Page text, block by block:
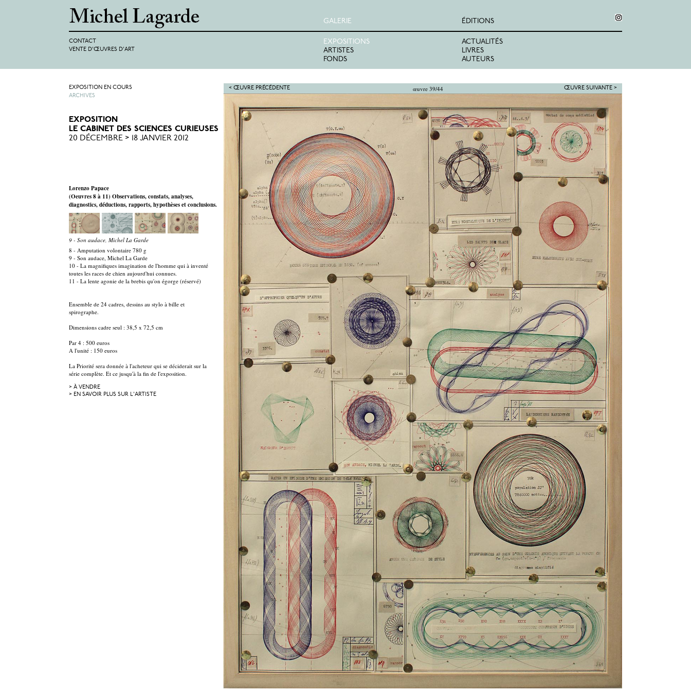
GALERIE
EXPOSITIONS
ARTISTES
FONDS
ÉDITIONS
ACTUALITÉS
LIVRES
AUTEURS
CONTACT
VENTE D'ŒUVRES D'ART
œuvre 39/44
< ŒUVRE PRÉCÉDENTE ŒUVRE SUIVANTE >
EXPOSITION EN COURS
ARCHIVES
EXPOSITION
LE CABINET DES SCIENCES CURIEUSES
20 DÉCEMBRE > 18 JANVIER 2012
Lorenzo Papace
(Oeuvres 8 à 11) Observations, constats, analyses,
diagnostics, déductions, rapports, hypothèses et conclusions.
9 - Son audace, Michel La Garde
8 - Amputation volontaire 780 g
9 - Son audace, Michel La Garde
10 - La magnifiques imagination de l'homme qui à inventé
toutes les races de chien aujourd'hui connues.
11 - La lente agonie de la brebis qu'on égorge (réservé)
Ensemble de 24 cadres, dessins au stylo à bille et
spirographe.
Dimensions cadre seul : 38,5 x 72,5 cm
Par 4 : 500 euros
A l'unité : 150 euros
La Priorité sera donnée à l'acheteur qui se déciderait sur la
série complète. Et ce jusqu'à la fin de l'exposition.
> À VENDRE
> EN SAVOIR PLUS SUR L'ARTISTE